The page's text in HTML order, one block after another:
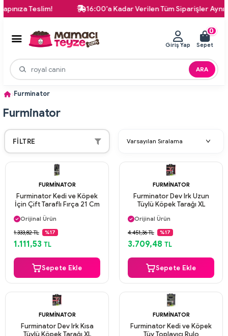
Teslim! 16:00'a Kadar Verilen Tüm Siparişler Aynı Gün
ARA
Giriş Yap
0
Sepet
Furminator
Furminator
FILTRE
FURMINATOR
Furminator Kedi ve Köpek
İçin Çift Taraflı Fırça 21 Cm
Aynı Gün Kargo
Orijinal Ürün
Güvenli Ödeme
Aynı Gün Kargo
1.333,82 TL %17
1.111,53 TL
Sepete Ekle
FURMINATOR
Furminator Dev Irk Uzun
Tüylü Köpek Tarağı XL
Aynı Gün Kargo
Orijinal Ürün
Güvenli Ödeme
Aynı Gün Kargo
4.451,36 TL %17
3.709,48 TL
Sepete Ekle
FURMINATOR
Furminator Dev Irk Kısa
Tüylü Köpek Tarağı XL
FURMINATOR
Furminator Kedi ve Köpek
Tüy Toplayıcı Rulo